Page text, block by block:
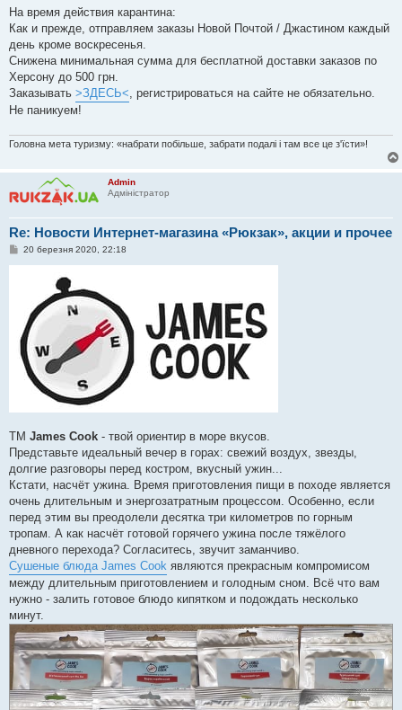
На время действия карантина:
Как и прежде, отправляем заказы Новой Почтой / Джастином каждый
день кроме воскресенья.
Снижена минимальная сумма для бесплатной доставки заказов по
Херсону до 500 грн.
Заказывать >ЗДЕСЬ<, регистрироваться на сайте не обязательно.
Не паникуем!
Головна мета туризму: «набрати побільше, забрати подалі і там все це з'їсти»!
Admin
Адміністратор
Re: Новости Интернет-магазина «Рюкзак», акции и прочее
П
е
н
я
20 березня 2020, 22:18
TM James Cook - твой ориентир в море вкусов.
Представьте идеальный вечер в горах: свежий воздух, звезды,
долгие разговоры перед костром, вкусный ужин...
Кстати, насчёт ужина. Время приготовления пищи в походе является
очень длительным и энергозатратным процессом. Особенно, если
перед этим вы преодолели десятка три километров по горным
тропам. А как насчёт готовой горячего ужина после тяжёлого
дневного перехода? Согласитесь, звучит заманчиво.
Сушеные блюда James Cook являются прекрасным компромисом
между длительным приготовлением и голодным сном. Всё что вам
нужно - залить готовое блюдо кипятком и подождать несколько
минут.